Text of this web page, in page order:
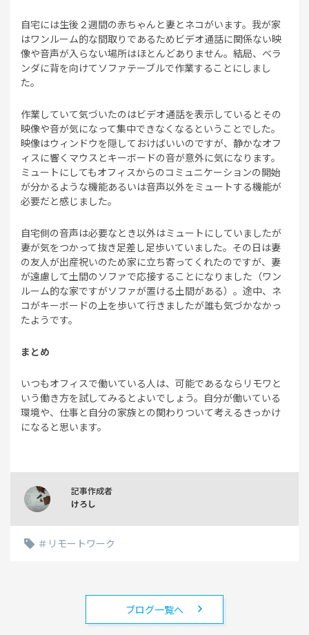
自宅には生後２週間の赤ちゃんと妻とネコがいます。我が家
はワンルーム的な間取りであるためビデオ通話に関係ない映
像や音声が入らない場所はほとんどありません。結局、ベラ
ンダに背を向けてソファテーブルで作業することにしまし
た。
作業していて気づいたのはビデオ通話を表示しているとその
映像や音が気になって集中できなくなるということでした。
映像はウィンドウを隠しておけばいいのですが、静かなオフ
ィスに響くマウスとキーボードの音が意外に気になります。
ミュートにしてもオフィスからのコミュニケーションの開始
が分かるような機能あるいは音声以外をミュートする機能が
必要だと感じました。
自宅側の音声は必要なとき以外はミュートにしていましたが
妻が気をつかって抜き足差し足歩いていました。その日は妻
の友人が出産祝いのため家に立ち寄ってくれたのですが、妻
が遠慮して土間のソファで応接することになりました（ワン
ルーム的な家ですがソファが置ける土間がある）。途中、ネ
コがキーボードの上を歩いて行きましたが誰も気づかなかっ
たようです。
まとめ
いつもオフィスで働いている人は、可能であるならリモワと
いう働き方を試してみるとよいでしょう。自分が働いている
環境や、仕事と自分の家族との関わりついて考えるきっかけ
になると思います。
記事作成者
けろし
リモートワーク
ブログ一覧へ